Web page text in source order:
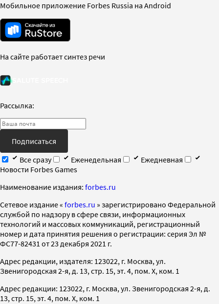
Мобильное приложение Forbes Russia на Android
На сайте работает синтез речи
Рассылка:
Подписаться
Все сразу
Еженедельная
Ежедневная
Новости Forbes Games
Наименование издания: forbes.ru
Cетевое издание « forbes.ru » зарегистрировано Федеральной
службой по надзору в сфере связи, информационных
технологий и массовых коммуникаций, регистрационный
номер и дата принятия решения о регистрации: серия Эл №
ФС77-82431 от 23 декабря 2021 г.
Адрес редакции, издателя: 123022, г. Москва, ул.
Звенигородская 2-я, д. 13, стр. 15, эт. 4, пом. X, ком. 1
Адрес редакции: 123022, г. Москва, ул. Звенигородская 2-я, д.
13, стр. 15, эт. 4, пом. X, ком. 1